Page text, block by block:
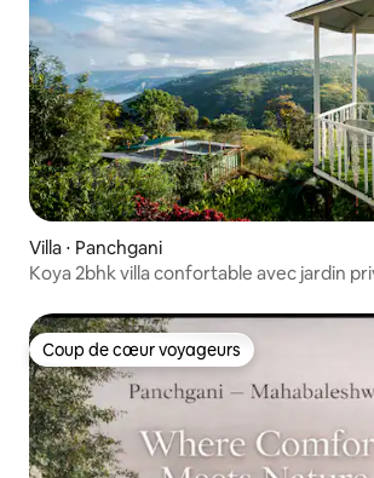
Villa ⋅ Panchgani
Koya 2bhk villa confortable avec jardin
Coup de cœur voyageurs
Coup de cœur voyageurs